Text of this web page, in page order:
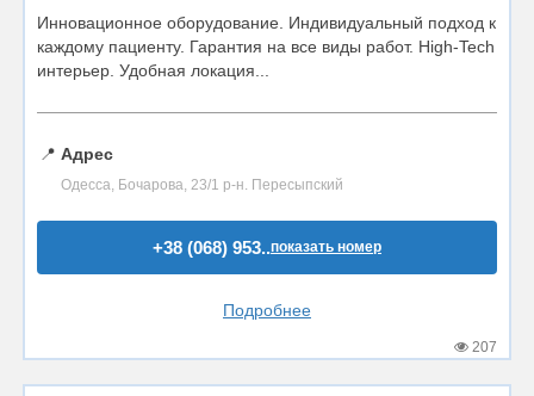
Инновационное оборудование. Индивидуальный подход к
каждому пациенту. Гарантия на все виды работ. High-Tech
интерьер. Удобная локация...
📍 Адрес
Одесса, Бочарова, 23/1 р-н. Пересыпский
+38 (068) 953..показать номер
Подробнее
207